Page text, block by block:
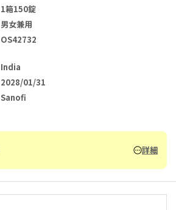
1箱150錠
男女兼用
OS42732
India
2028/01/31
Sanofi
詳細